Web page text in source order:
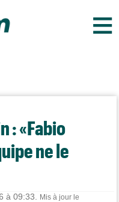
≡
: «Fabio
ne le
à 09:33.
Mis à jour le